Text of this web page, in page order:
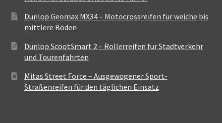
Dunlop Geomax MX34 – Motocrossreifen für weiche bis
mittlere Böden
Dunlop ScootSmart 2 – Rollerreifen für Stadtverkehr
und Tourenfahrten
Mitas Street Force – Ausgewogener Sport-
Straßenreifen für den täglichen Einsatz